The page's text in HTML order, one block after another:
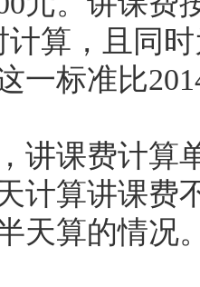
计算，且同
一标准比
课费计算单
计算讲课费
天算的情况